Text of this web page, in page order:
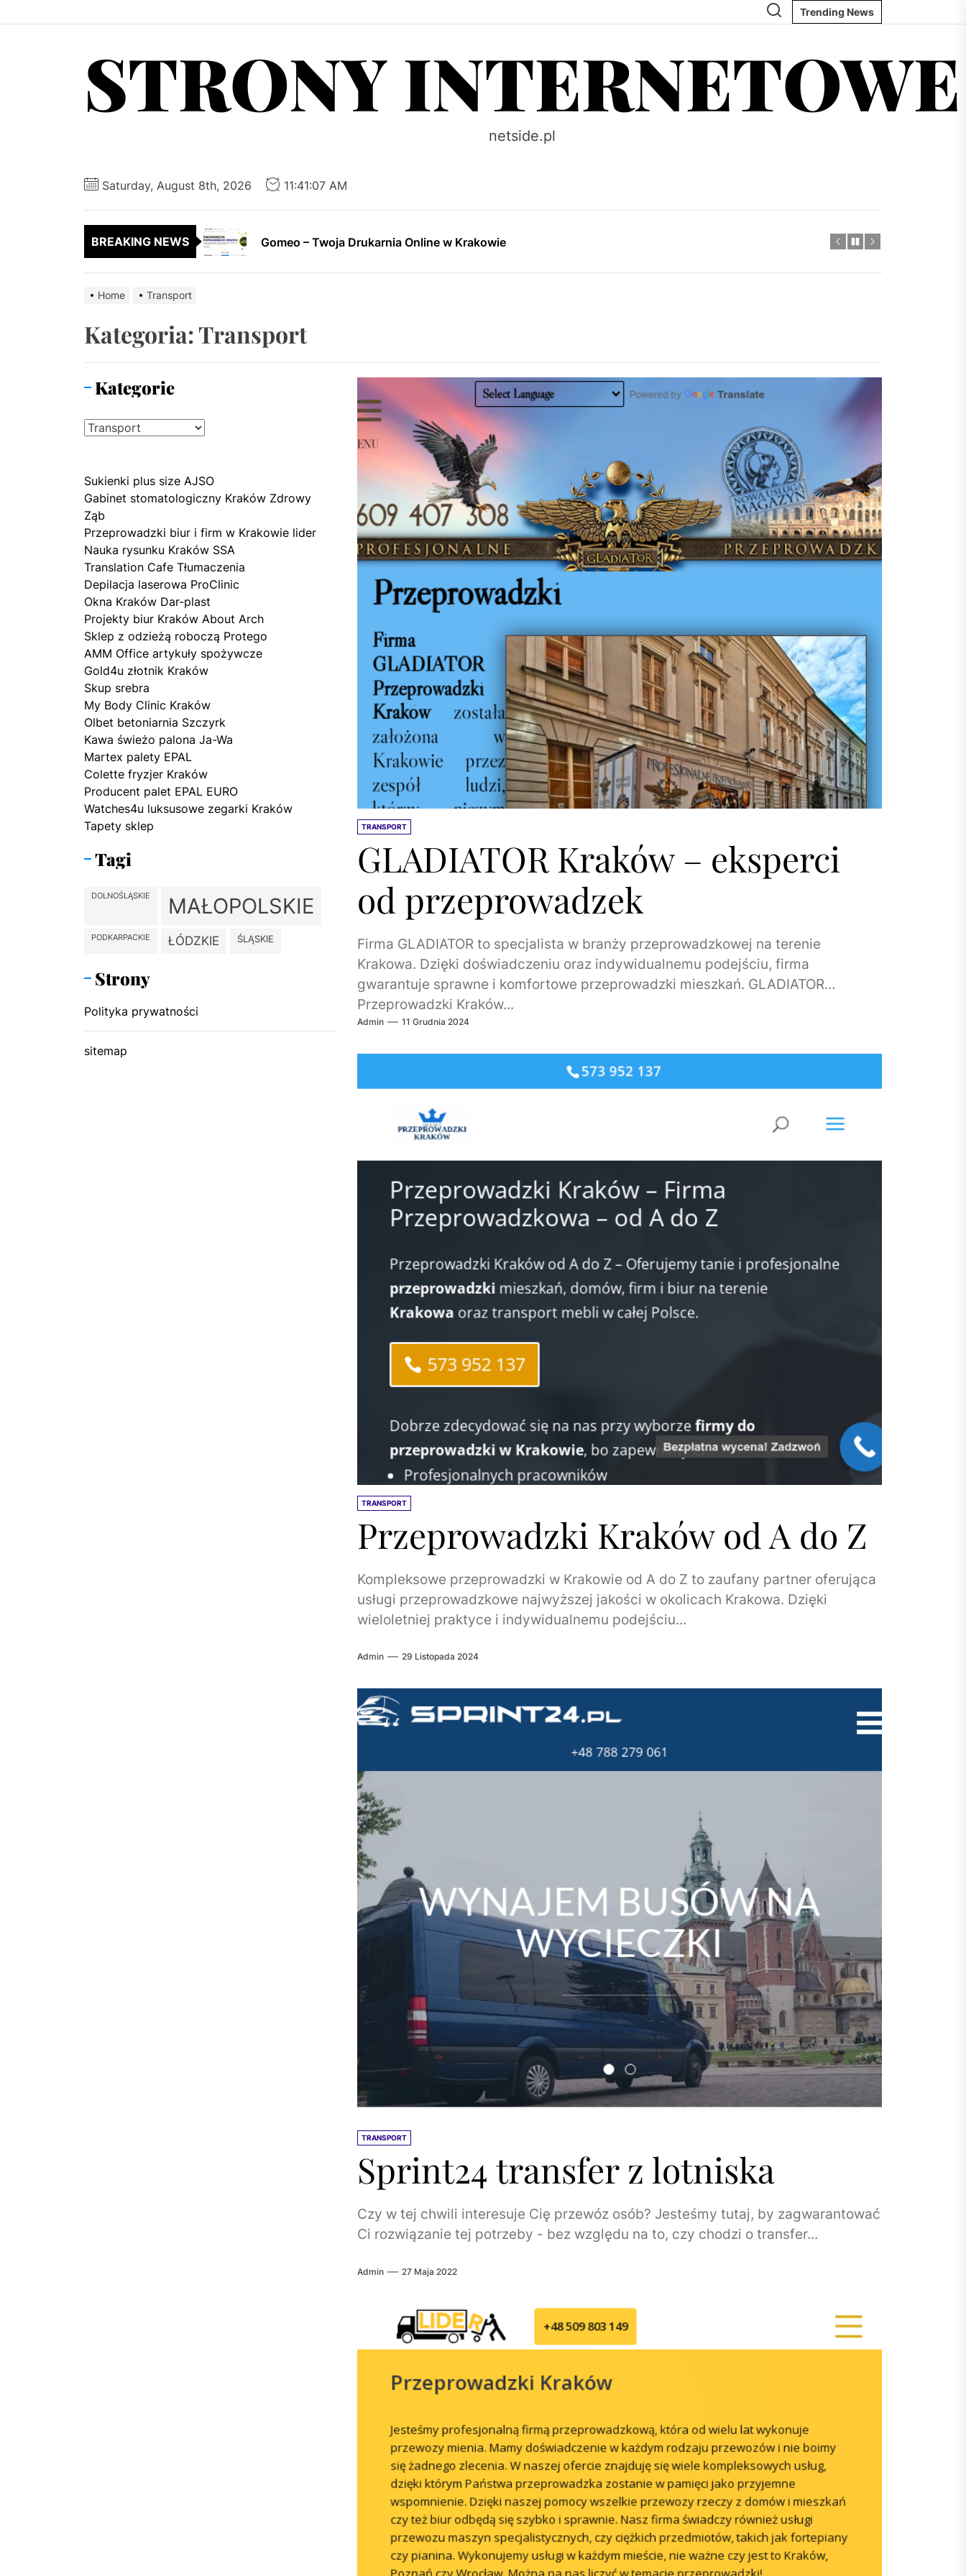
to
Trending News
STRONY INTERNETOWE
netside.pl
Saturday, August 8th, 2026 11:41:08 AM
BREAKING NEWS
Posadzki Antypoślizgowe i Odporne na Ścieranie – Pulako
Gomeo – Twoja Drukarnia Online w Krakowie
Producent klejów do przemysłu – Makrochem Polska Sp. z o.o.
Chirurgia weterynaryjna Kraków Nowy Vitalvet
Gomeo – Twoja Drukarnia Online w Krakowie
Nocleg w Centrum – MOJA Apartamenty Stare Miasto
Posadzki Antypoślizgowe i Odporne na Ścieranie – Pulako
Home Transport
Kategoria:Transport
TRANSPORT
GLADIATOR Kraków – eksperci
od przeprowadzek
Firma GLADIATOR to specjalista w branży przeprowadzkowej na terenie
Krakowa. Dzięki doświadczeniu oraz indywidualnemu podejściu, firma
gwarantuje sprawne i komfortowe przeprowadzki mieszkań. GLADIATOR
Przeprowadzki Kraków...
Admin 11 Grudnia 2024
TRANSPORT
Przeprowadzki Kraków od A do Z
Kompleksowe przeprowadzki w Krakowie od A do Z to zaufany partner oferująca
usługi przeprowadzkowe najwyższej jakości w okolicach Krakowa. Dzięki
wieloletniej praktyce i indywidualnemu podejściu...
Admin 29 Listopada 2024
TRANSPORT
Sprint24 transfer z lotniska
Czy w tej chwili interesuje Cię przewóz osób? Jesteśmy tutaj, by zagwarantować
Ci rozwiązanie tej potrzeby - bez względu na to, czy chodzi o transfer...
Admin 27 Maja 2022
Kategorie
Kategorie
Sukienki plus size AJSO
Gabinet stomatologiczny Kraków Zdrowy
Ząb
Przeprowadzki biur i firm w Krakowie lider
Nauka rysunku Kraków SSA
Translation Cafe Tłumaczenia
Depilacja laserowa ProClinic
Okna Kraków Dar-plast
Projekty biur Kraków About Arch
Sklep z odzieżą roboczą Protego
AMM Office artykuły spożywcze
Gold4u złotnik Kraków
Skup srebra
My Body Clinic Kraków
Olbet betoniarnia Szczyrk
Kawa świeżo palona Ja-Wa
Martex palety EPAL
Colette fryzjer Kraków
Producent palet EPAL EURO
Watches4u luksusowe zegarki Kraków
Tapety sklep
Tagi
DOLNOŚLĄSKIE MAŁOPOLSKIE
PODKARPACKIE ŁÓDZKIE ŚLĄSKIE
Strony
Polityka prywatności
sitemap